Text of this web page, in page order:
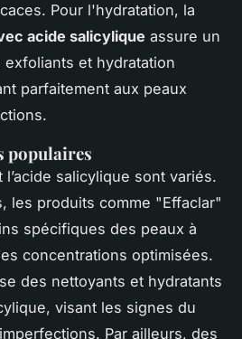
Pour l'hydratation, la
acide salicylique assure un
et hydratation
parfaitement aux peaux
populaires
salicylique sont variés.
les produits comme "Effaclar"
spécifiques des peaux à
concentrations optimisées.
des nettoyants et hydratants
visant les signes du
Par ailleurs, des